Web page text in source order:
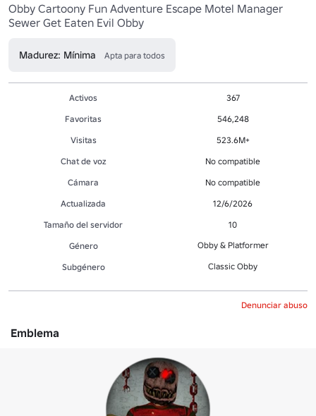
Obby Cartoony Fun Adventure Escape Motel Manager
Sewer Get Eaten Evil Obby
Madurez: Mínima Apta para todos
Activos
367
Favoritas
546,248
Visitas
523.6M+
Chat de voz
No compatible
Cámara
No compatible
Actualizada
12/6/2026
Tamaño del servidor
10
Género
Obby & Platformer
Subgénero Classic Obby
Denunciar abuso
Emblema